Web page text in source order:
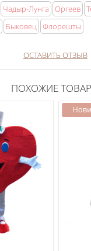
Чадыр-Лунга Оргеев
Быковец Флорешты
ОСТАВИТЬ ОТЗЫВ
ПОХОЖИЕ